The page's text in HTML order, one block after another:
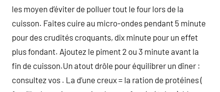
les moyen d’éviter de polluer tout le four lors de la
cuisson. Faites cuire au micro-ondes pendant 5 minute
pour des crudités croquants, dix minute pour un effet
plus fondant. Ajoutez le piment 2 ou 3 minute avant la
fin de cuisson.Un atout drôle pour équilibrer un dîner :
consultez vos . La d’une creux = la ration de protéines (